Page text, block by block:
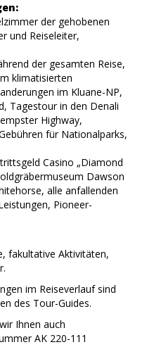
der gehobenen
und Reiseleiter,
der gesamten Reise,
klimatisierten
im Kluane-NP,
Tagestour in den Denali
Highway,
für Nationalparks,
Casino „Diamond
Dawson
alle anfallenden
Pioneer-
fakultative Aktivitäten,
im Reiseverlauf sind
des Tour-Guides.
Ihnen auch
AK 220-111